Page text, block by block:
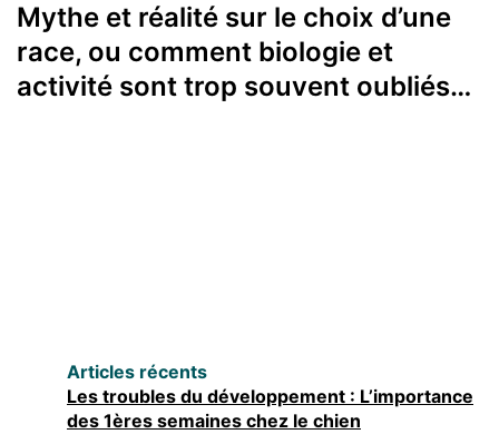
Mythe et réalité sur le choix d’une
race, ou comment biologie et
activité sont trop souvent oubliés…
Articles récents
Les troubles du développement : L’importance
des 1ères semaines chez le chien